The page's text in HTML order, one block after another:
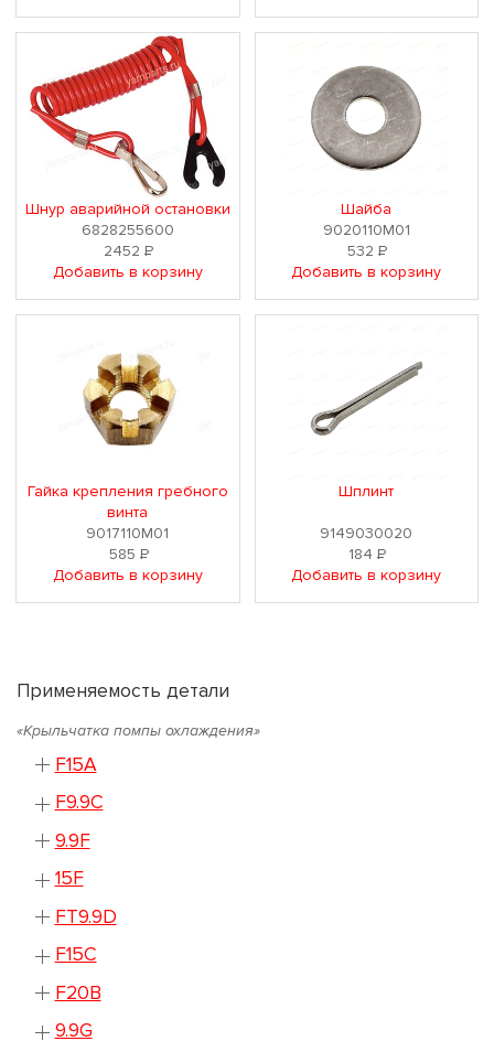
Шнур аварийной остановки
6828255600
2452Р
Добавить в корзину
Шайба
9020110M01
532Р
Добавить в корзину
Гайка крепления гребного
винта
9017110M01
585 Р
Добавить в корзину
Шплинт
9149030020
184Р
Добавить в корзину
Применяемость детали
«Крыльчатка помпы охлаждения»
F15A
F9.9C
9.9F
15F
FT9.9D
F15C
F20B
9.9G